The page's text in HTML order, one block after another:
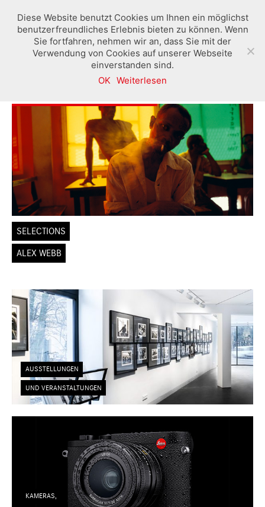
SELECTIONS
ALEX WEBB
AUSSTELLUNGEN
UND VERANSTALTUNGEN
KAMERAS,
Diese Website benutzt Cookies um Ihnen ein möglichst
benutzerfreundliches Erlebnis bieten zu können. Wenn
Sie fortfahren, nehmen wir an, dass Sie mit der
Verwendung von Cookies auf unserer Webseite
einverstanden sind.
OK Weiterlesen